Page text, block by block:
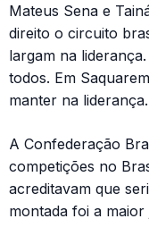
Mateus Sena e
direito o circuito
largam na
todos. Em
manter na liderança.
A Confederação
competições no
acreditavam que
montada foi a